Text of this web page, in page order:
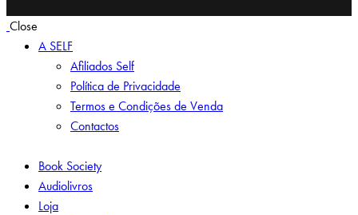
Close
A SELF
Afiliados Self
Política de Privacidade
Termos e Condições de Venda
Contactos
Book Society
Audiolivros
Loja